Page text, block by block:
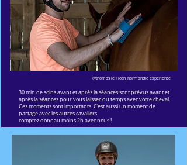
@thomas le Floch_normandie experience
30 min de soins avant et après la séances sont prévus avant et
après la séances pour vous laisser du temps avec votre cheval.
Ces moments sont importants. C'est aussi un moment de
partage avec les autres cavaliers.
comptez donc au moins 2h avec nous !